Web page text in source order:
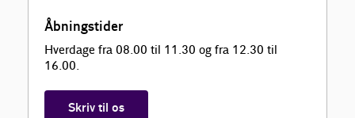
Åbningstider
Hverdage fra 08.00 til 11.30 og fra 12.30 til
16.00.
Skriv til os